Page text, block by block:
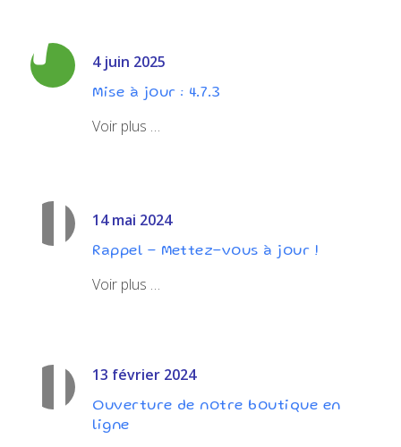
4 juin 2025
Mise à jour : 4.7.3
Voir plus …
14 mai 2024
Rappel – Mettez-vous à jour !
Voir plus …
13 février 2024
Ouverture de notre boutique en
ligne